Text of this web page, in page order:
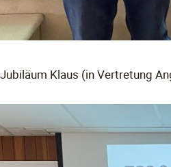
Klaus (in Vertretung